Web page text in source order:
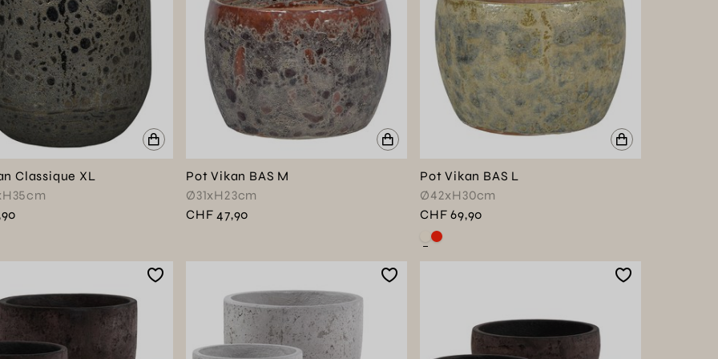
Classique XL
en couleur : Noir
produit en couleur : Rouge de Mars
Pot Vikan BAS M
Ø31xH23cm
CHF 47,90
Pot Vikan BAS L
Ø42xH30cm
CHF 69,90
Voir ce produit en couleur : Blanc albâtre
Voir ce produit en couleur : Rouge de Mars